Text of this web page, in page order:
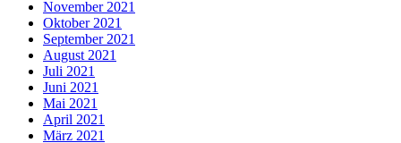
November 2021
Oktober 2021
September 2021
August 2021
Juli 2021
Juni 2021
Mai 2021
April 2021
März 2021